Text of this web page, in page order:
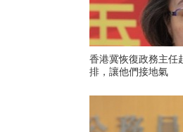
香港冀恢復政務主任
排，讓他們接地氣